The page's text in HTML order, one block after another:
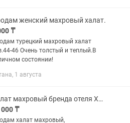
женский махровый халат.
₸
турецкий махровый халат
46 Очень толстый и теплый.В
состоянии!
1 августа
Халат махровый бренда отеля Хилтон
000 ₸
халат махровый,